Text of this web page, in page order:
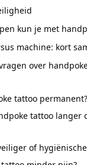
kun je met
machine: kort
over
tattoo permanent?
tattoo langer
of